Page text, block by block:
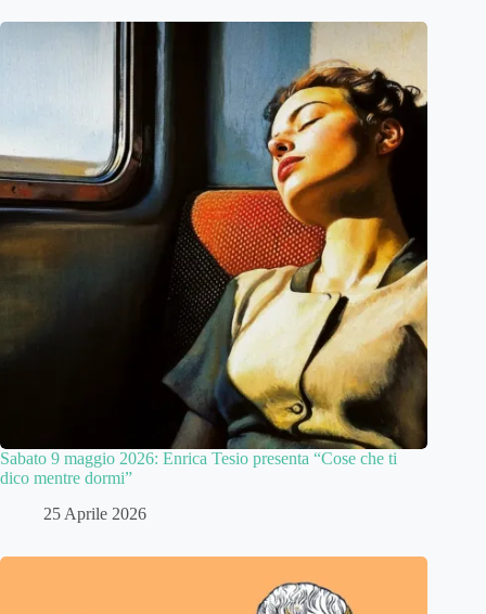
Sabato 9 maggio 2026: Enrica Tesio presenta “Cose che ti
dico mentre dormi”
25 Aprile 2026